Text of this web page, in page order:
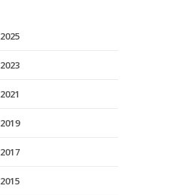
2025
2023
2021
2019
2017
2015